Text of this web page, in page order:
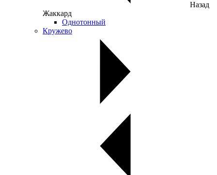
Назад
Жаккард
Однотонный
Кружево